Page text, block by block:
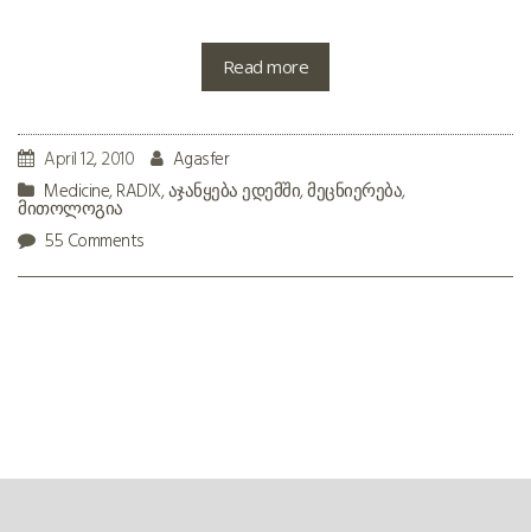
Read more
April 12, 2010
Agasfer
Medicine,RADIX,აჯანყება ედემში,მეცნიერება,
მითოლოგია
55 Comments